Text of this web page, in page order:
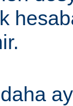
daha